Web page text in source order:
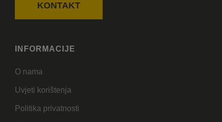
KONTAKT
INFORMACIJE
O nama
Uvjeti korištenja
Politika privatnosti